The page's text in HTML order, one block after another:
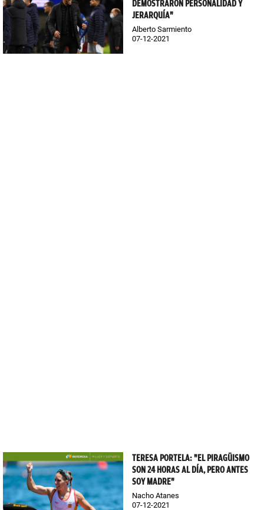
DEMOSTRARON PERSONALIDAD Y
JERARQUÍA"
Alberto Sarmiento
07-12-2021
TERESA PORTELA: "EL PIRAGÜISMO
SON 24 HORAS AL DÍA, PERO ANTES
SOY MADRE"
Nacho Atanes
07-12-2021